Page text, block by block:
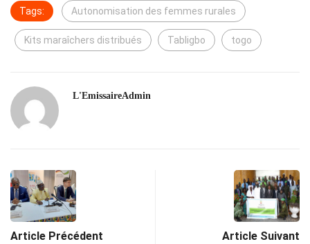
Tags: Autonomisation des femmes rurales
Kits maraîchers distribués Tabligbo togo
L'EmissaireAdmin
Article Précédent Article Suivant